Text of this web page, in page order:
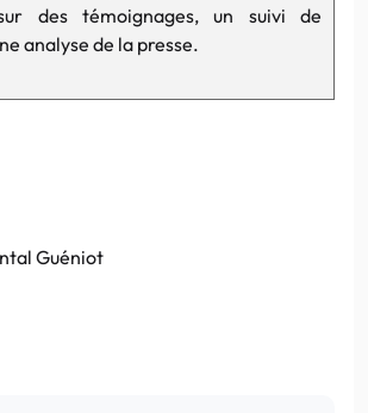
des témoignages, un suivi de
analyse de la presse.
Guéniot